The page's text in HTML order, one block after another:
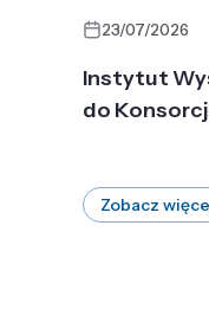
23/07/2026
Instytut
do
Zobacz